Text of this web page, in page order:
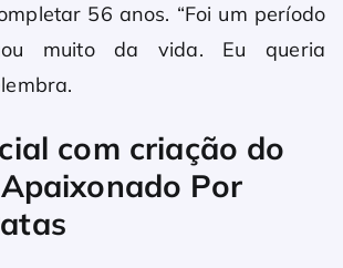
56 anos. “Foi um período
muito da vida. Eu queria
com criação do
Por